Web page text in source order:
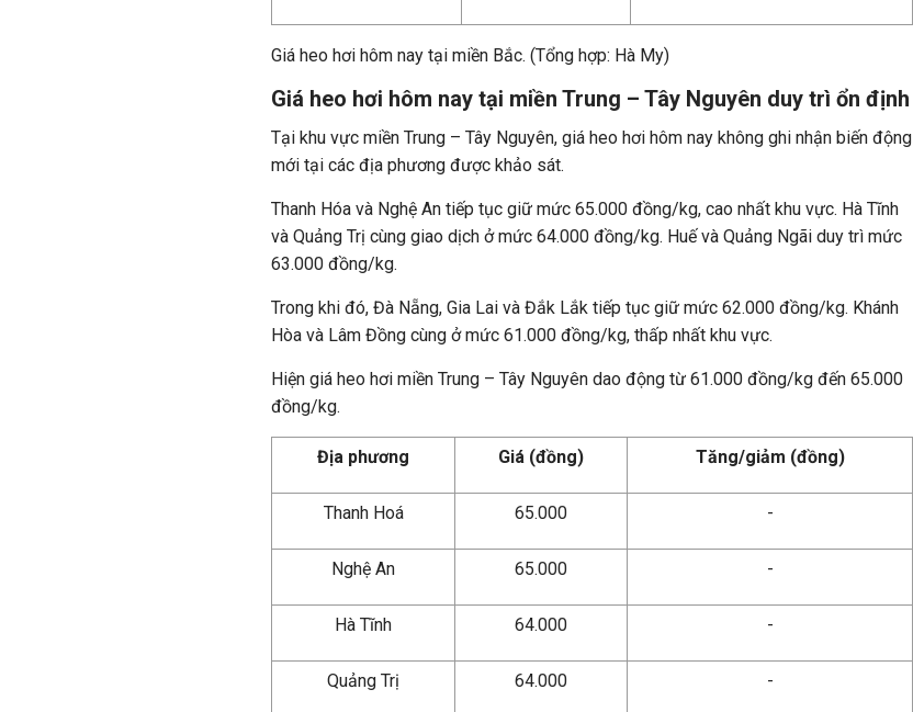
Giá heo hơi hôm nay tại miền Bắc. (Tổng hợp: Hà My)
Giá heo hơi hôm nay tại miền Trung – Tây Nguyên duy trì ổn định
Tại khu vực miền Trung – Tây Nguyên, giá heo hơi hôm nay không ghi nhận biến động
mới tại các địa phương được khảo sát.
Thanh Hóa và Nghệ An tiếp tục giữ mức 65.000 đồng/kg, cao nhất khu vực. Hà Tĩnh
và Quảng Trị cùng giao dịch ở mức 64.000 đồng/kg. Huế và Quảng Ngãi duy trì mức
63.000 đồng/kg.
Trong khi đó, Đà Nẵng, Gia Lai và Đắk Lắk tiếp tục giữ mức 62.000 đồng/kg. Khánh
Hòa và Lâm Đồng cùng ở mức 61.000 đồng/kg, thấp nhất khu vực.
Hiện giá heo hơi miền Trung – Tây Nguyên dao động từ 61.000 đồng/kg đến 65.000
đồng/kg.
Địa phương Giá (đồng) Tăng/giảm (đồng)
Thanh Hoá 65.000 -
Nghệ An 65.000 -
Hà Tĩnh 64.000 -
Quảng Trị 64.000 -